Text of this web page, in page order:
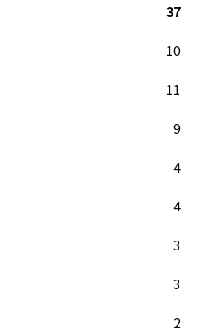
37
10
11
9
4
4
3
3
2